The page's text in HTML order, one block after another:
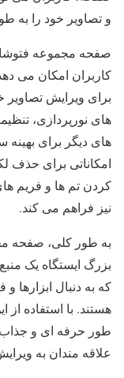
و تصاویر خود را به
صفحه مجموعه
کاربران امکان می
برای ویرایش تصاویر
های نورپردازی،
های دیگر برای
امکاناتی برای حذف
کردن تم ها و فریم
نیز فراهم می کند.
به طور کلی، صفحه
بزرگ ایستگاه یک
که به دنبال ابزارها
هستند. با استفاده از
طور حرفه ای و جذاب
علاقه مندان به